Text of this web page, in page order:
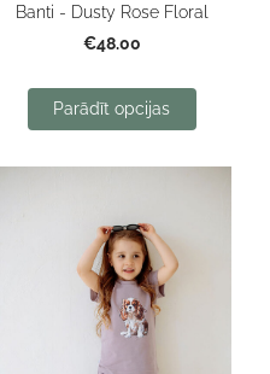
Banti - Dusty Rose Floral
€48.00
Parādīt opcijas